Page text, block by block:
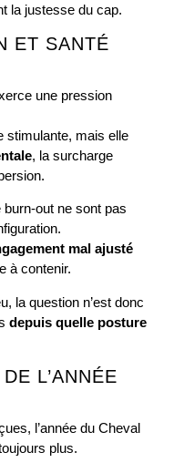
la justesse du cap.
ET SANTÉ
une pression
stimulante, mais elle
, la surcharge
out ne sont pas
mal ajusté
à contenir.
la question n’est donc
depuis quelle posture
L’ANNÉE
l’année du Cheval
plus.